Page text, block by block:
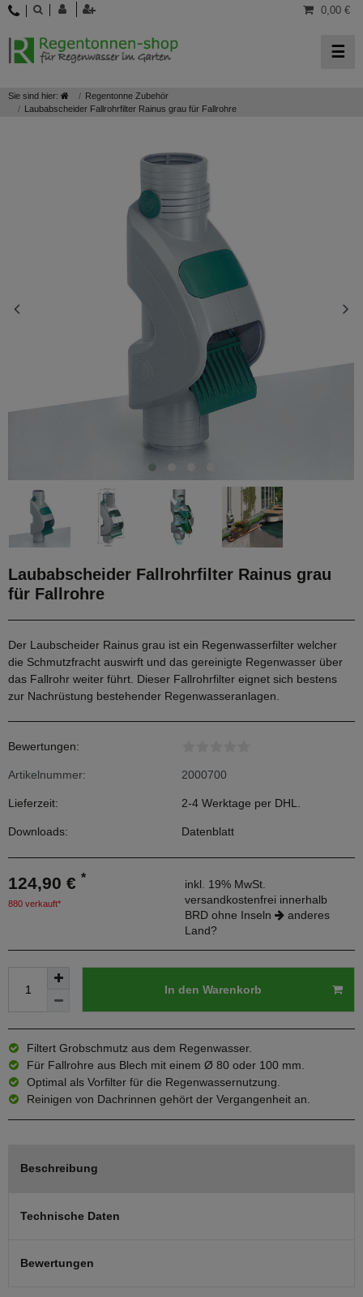
0,00 €
☰
Sie sind hier:
Regentonne Zubehör
Laubabscheider Fallrohrfilter Rainus grau für Fallrohre
Laubabscheider Fallrohrfilter Rainus grau
für Fallrohre
Der Laubscheider Rainus grau ist ein Regenwasserfilter welcher
die Schmutzfracht auswirft und das gereinigte Regenwasser über
das Fallrohr weiter führt. Dieser Fallrohrfilter eignet sich bestens
zur Nachrüstung bestehender Regenwasseranlagen.
Bewertungen:
Artikelnummer: 2000700
Lieferzeit: 2-4 Werktage per DHL.
Downloads: Datenblatt
124,90 € *
880 verkauft*
inkl. 19% MwSt.
versandkostenfrei innerhalb
BRD ohne Inseln
anderes
Land?
In den Warenkorb
Filtert Grobschmutz aus dem Regenwasser.
Für Fallrohre aus Blech mit einem Ø 80 oder 100 mm.
Optimal als Vorfilter für die Regenwassernutzung.
Reinigen von Dachrinnen gehört der Vergangenheit an.
Beschreibung
Technische Daten
Bewertungen